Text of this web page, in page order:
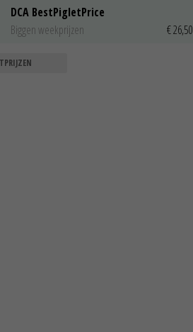
DCA BestPigletPrice
Biggen weekprijzen
€ 26,50